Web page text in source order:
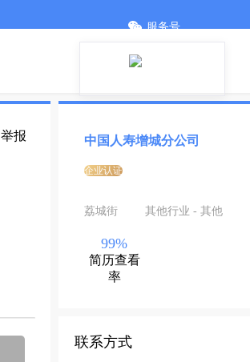
服务号
举报 中国人寿增城分公司
企业认证
荔城街 其他行业 - 其他
99%
简历查看
率
联系方式